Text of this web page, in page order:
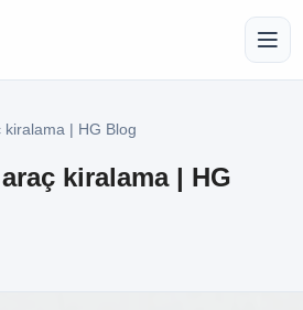
kiralama | HG Blog
kiralama | HG